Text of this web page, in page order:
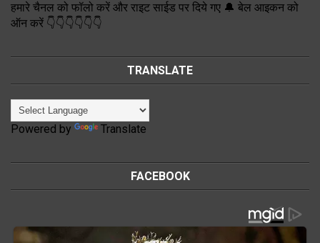
हमारे चैनल को फॉलो करें और राइट साईड पर दिये गए 🔔 बेल आइकन को
ऑन करें 👇👇👇👇👇👇
TRANSLATE
Powered by Translate
FACEBOOK